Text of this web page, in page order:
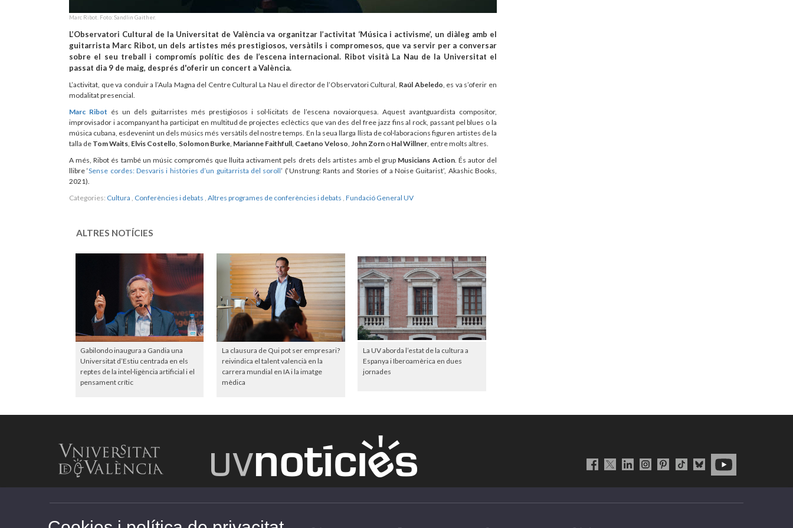
Marc Ribot. Foto: Sandlin Gaither.
L’Observatori Cultural de la Universitat de València va organitzar l’activitat ‘Música i activisme’, un diàleg amb el
guitarrista Marc Ribot, un dels artistes més prestigiosos, versàtils i compromesos, que va servir per a conversar
sobre el seu treball i compromís polític des de l’escena internacional. Ribot visità La Nau de la Universitat el
passat dia 9 de maig, després d'oferir un concert a València.
L’activitat, que va conduir a l’Aula Magna del Centre Cultural La Nau el director de l’Observatori Cultural, Raúl Abeledo , es va s’oferir en
modalitat presencial.
Marc Ribot és un dels guitarristes més prestigiosos i sol·licitats de l’escena novaiorquesa. Aquest avantguardista compositor,
improvisador i acompanyant ha participat en multitud de projectes eclèctics que van des del free jazz fins al rock, passant pel blues o la
música cubana, esdevenint un dels músics més versàtils del nostre temps. En la seua llarga llista de col·laboracions figuren artistes de la
talla de Tom Waits Elvis Costello Solomon Burke Marianne Faithfull Caetano Veloso John Zorn o Hal Willner , entre molts altres.
A més, Ribot és també un músic compromés que lluita activament pels drets dels artistes amb el grup Musicians Action. És autor del
llibre ‘Sense cordes: Desvaris i històries d’un guitarrista del soroll’ (‘Unstrung: Rants and Stories of a Noise Guitarist’, Akashic Books,
2021).
Categories: Cultura Conferències i debats Altres programes de conferències i debats Fundació General UV
ALTRES NOTÍCIES
Gabilondo inaugura a Gandia una
Universitat d’Estiu centrada en els
reptes de la intel·ligència artificial i el
pensament crític
La clausura de Qui pot ser empresari?
reivindica el talent valencià en la
carrera mundial en IA i la imatge
mèdica
La UV aborda l’estat de la cultura a
Espanya i Iberoamèrica en dues
jornades